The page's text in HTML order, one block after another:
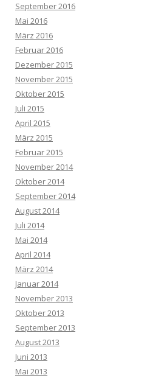
September 2016
Mai 2016
März 2016
Februar 2016
Dezember 2015
November 2015
Oktober 2015
Juli 2015
April 2015
März 2015
Februar 2015
November 2014
Oktober 2014
September 2014
August 2014
Juli 2014
Mai 2014
April 2014
März 2014
Januar 2014
November 2013
Oktober 2013
September 2013
August 2013
Juni 2013
Mai 2013